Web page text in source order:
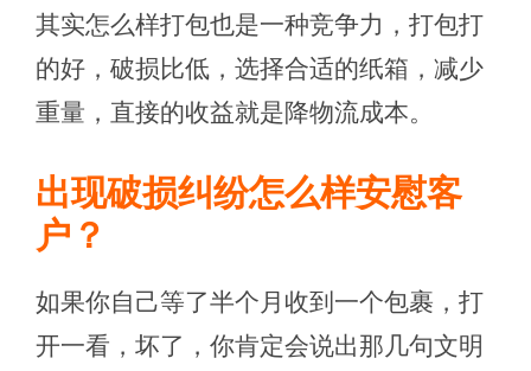
其实怎么样打包也是一种竞争力，打包打
的好，破损比低，选择合适的纸箱，减少
重量，直接的收益就是降物流成本。
出现破损纠纷怎么样安慰客
户？
如果你自己等了半个月收到一个包裹，打
开一看，坏了，你肯定会说出那几句文明